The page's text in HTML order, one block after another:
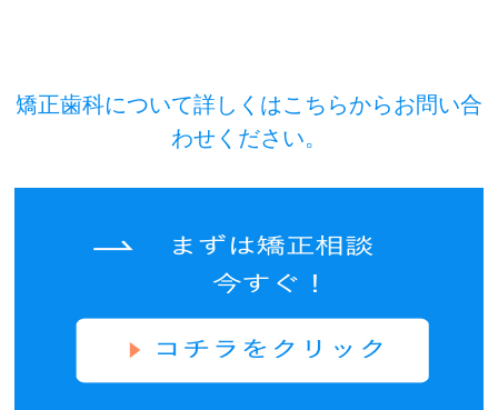
矯正歯科について詳しくはこちらからお問い合
わせください。